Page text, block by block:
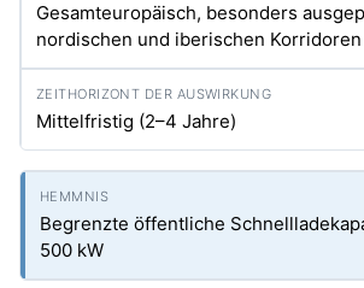
Gesamteuropäisch, besonders
nordischen und iberischen Korridoren
Mittelfristig (2–4 Jahre)
Begrenzte öffentliche
500 kW